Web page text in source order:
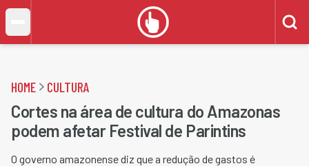
HOME CULTURA
Cortes na área de cultura do Amazonas
podem afetar Festival de Parintins
O governo amazonense diz que a redução de gastos é